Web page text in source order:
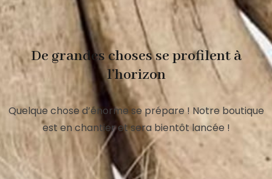
De grandes choses se profilent à
l’horizon
Quelque chose d’énorme se prépare ! Notre boutique
est en chantier et sera bientôt lancée !